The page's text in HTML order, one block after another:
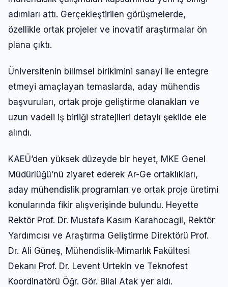
adımları attı. Gerçekleştirilen görüşmelerde,
özellikle ortak projeler ve inovatif araştırmalar ön
plana çıktı.
Üniversitenin bilimsel birikimini sanayi ile entegre
etmeyi amaçlayan temaslarda, aday mühendis
başvuruları, ortak proje geliştirme olanakları ve
uzun vadeli iş birliği stratejileri detaylı şekilde ele
alındı.
KAEÜ’den yüksek düzeyde bir heyet, MKE Genel
Müdürlüğü’nü ziyaret ederek Ar-Ge ortaklıkları,
aday mühendislik programları ve ortak proje üretimi
konularında fikir alışverişinde bulundu. Heyette
Rektör Prof. Dr. Mustafa Kasım Karahocagil, Rektör
Yardımcısı ve Araştırma Geliştirme Direktörü Prof.
Dr. Ali Güneş, Mühendislik-Mimarlık Fakültesi
Dekanı Prof. Dr. Levent Urtekin ve Teknofest
Koordinatörü Öğr. Gör. Bilal Atak yer aldı.